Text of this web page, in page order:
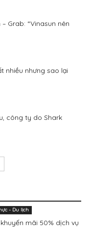
Grab: “Vinasun nên
nhiều nhưng sao lại
công ty do Shark
- Du lịch
mãi 50% dịch vụ